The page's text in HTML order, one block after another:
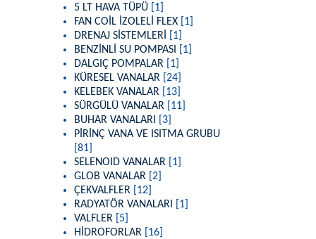
5 LT HAVA TÜPÜ
[1]
FAN COİL İZOLELİ FLEX
[1]
DRENAJ SİSTEMLERİ
[1]
BENZİNLİ SU POMPASI
[1]
DALGIÇ POMPALAR
[1]
KÜRESEL VANALAR [24]
KELEBEK VANALAR
[13]
SÜRGÜLÜ VANALAR
[11]
BUHAR VANALARI
[3]
PİRİNÇ VANA VE ISITMA GRUBU
[81]
SELENOID VANALAR
[1]
GLOB VANALAR [2]
ÇEKVALFLER
[12]
RADYATÖR VANALARI
[1]
VALFLER
[5]
HİDROFORLAR
[16]